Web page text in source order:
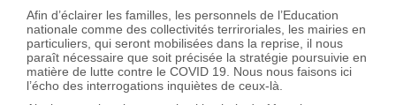
Afin d’éclairer les familles, les personnels de l’Education
nationale comme des collectivités terriroriales, les mairies en
particuliers, qui seront mobilisées dans la reprise, il nous
paraît nécessaire que soit précisée la stratégie poursuivie en
matière de lutte contre le COVID 19. Nous nous faisons ici
l’écho des interrogations inquiètes de ceux-là.